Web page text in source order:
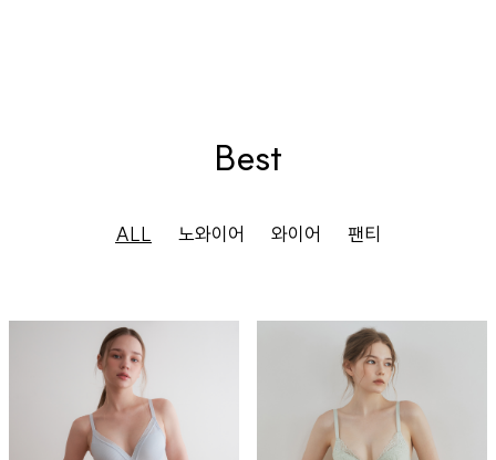
Best
ALL 노와이어 와이어 팬티